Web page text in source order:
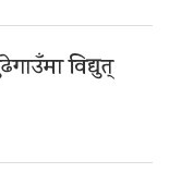
विद्युत्